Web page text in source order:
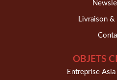
Livraison &
OBJETS
Entreprise